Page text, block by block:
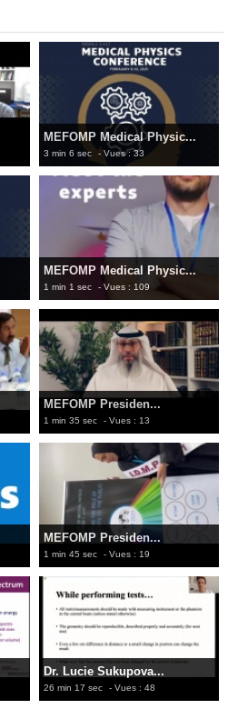
MEFOMP Medical Physic...
3 min 6 sec - Vues : 33
MEFOMP Medical Physic...
1 min 1 sec - Vues : 109
MEFOMP Presiden...
1 min 35 sec - Vues : 13
MEFOMP Presiden...
1 min 45 sec - Vues : 19
Dr. Lucie Sukupova...
26 min 17 sec - Vues : 48